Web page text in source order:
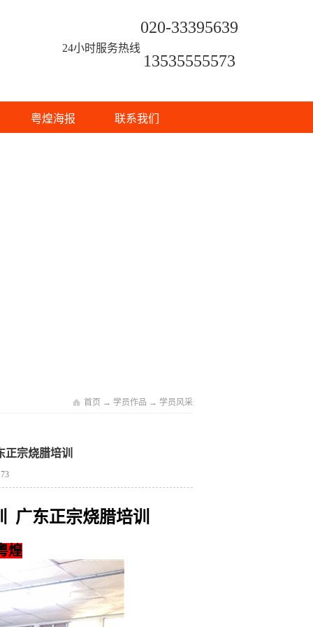
24小时服务热线
020-33395639
13535555573
粤煌海报 联系我们
首页 → 学员作品 → 学员风采
正宗烧腊培训
广东正宗烧腊培训
煌